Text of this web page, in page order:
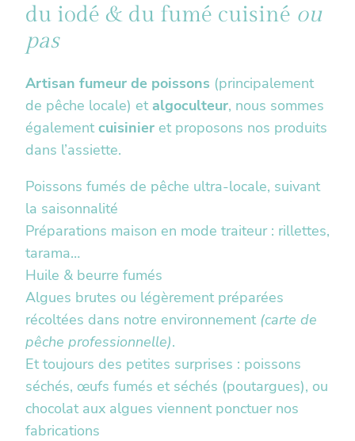
du iodé & du fumé cuisiné ou
pas
Artisan fumeur de poissons (principalement
de pêche locale) et algoculteur, nous sommes
égalementcuisinier et proposons nos produits
dans l’assiette.
Poissons fumés de pêche ultra-locale, suivant
la saisonnalité
Préparations maison en mode traiteur : rillettes,
tarama…
Huile & beurre fumés
Algues brutes ou légèrement préparées
récoltées dans notre environnement (carte de
pêche professionnelle).
Et toujours des petites surprises : poissons
séchés, œufs fumés et séchés (poutargues), ou
chocolat aux algues viennent ponctuer nos
fabrications